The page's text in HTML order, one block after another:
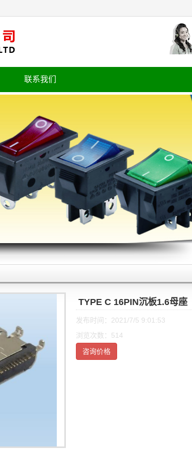
联系我们
TYPE C 16PIN沉板1.6母座
发布时间：2021/7/5 9:01:53
浏览次数：514
咨询价格